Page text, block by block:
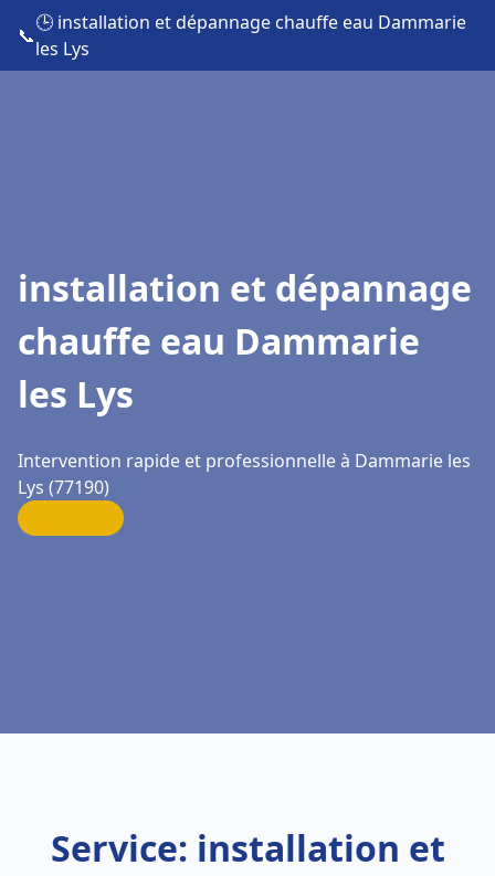
📞
🕒 installation et dépannage chauffe eau Dammarie
les Lys
installation et dépannage
chauffe eau Dammarie
les Lys
Intervention rapide et professionnelle à Dammarie les
Lys (77190)
Service: installation et